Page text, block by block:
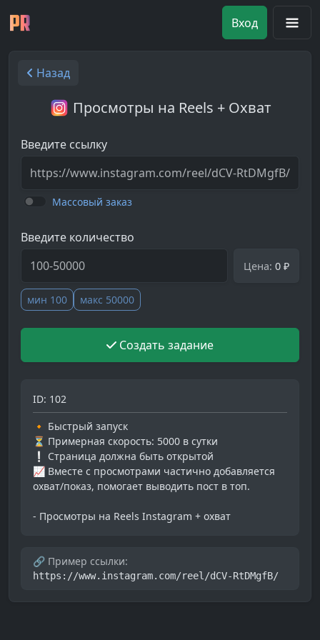
Вход
Назад
Просмотры на Reels + Охват
Введите ссылку
Массовый заказ
Введите количество
Цена: 0 ₽
мин 100 макс 50000
Создать задание
ID: 102
🔸 Быстрый запуск
⏳ Примерная скорость: 5000 в сутки
❕ Страница должна быть открытой
📈 Вместе с просмотрами частично добавляется
охват/показ, помогает выводить пост в топ.
- Просмотры на Reels Instagram + охват
🔗 Пример ссылки:
https://www.instagram.com/reel/dCV-RtDMgfB/